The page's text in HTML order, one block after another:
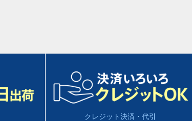
クレジット決済・代引